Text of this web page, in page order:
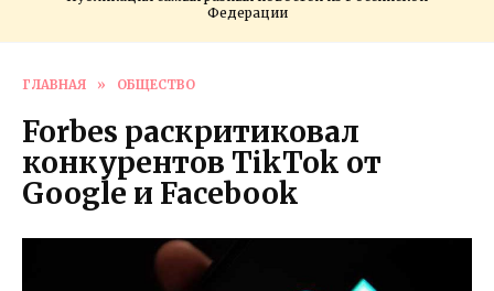
Федерации
ГЛАВНАЯ » ОБЩЕСТВО
Forbes раскритиковал
конкурентов TikTok от
Google и Facebook